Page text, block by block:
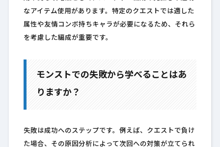
なアイテム使用があります。特定のクエストでは適した
属性や友情コンボ持ちキャラが必要になるため、それら
を考慮した編成が重要です。
モンストでの失敗から学べることはあ
りますか？
失敗は成功へのステップです。例えば、クエストで負け
た場合、その原因分析によって次回への対策が立てられ